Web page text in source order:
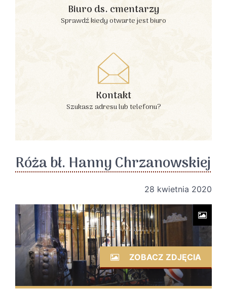
Biuro ds. cmentarzy
Sprawdź kiedy otwarte jest biuro
Kontakt
Szukasz adresu lub telefonu?
Róża bł. Hanny Chrzanowskiej
28 kwietnia 2020
ZOBACZ ZDJĘCIA